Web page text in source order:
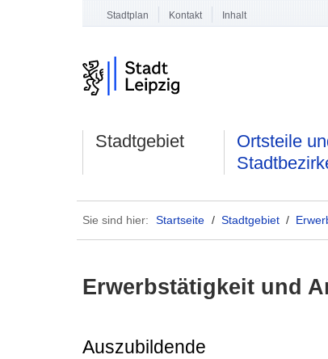
Stadtplan Kontakt Inhalt
Stadtgebiet
Ortsteile
Sie sind hier: Startseite / Stadtgebiet /
Erwerbstätigkeit und
Auszubildende